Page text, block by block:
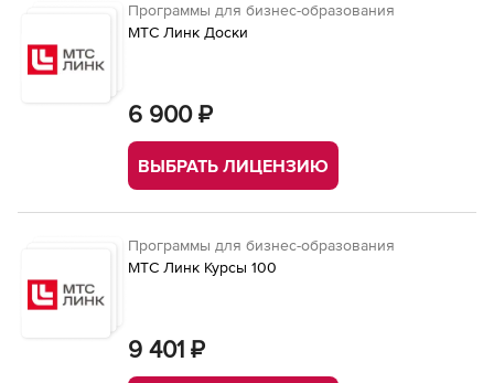
Программы для бизнес-образования
МТС Линк Доски
6 900 ₽
ВЫБРАТЬ ЛИЦЕНЗИЮ
Программы для бизнес-образования
МТС Линк Курсы 100
9 401 ₽